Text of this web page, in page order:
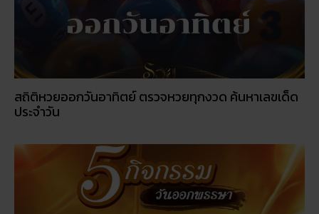
สถิติหวยออกวันอาทิตย์ ตรวจหวยทุกงวด ค้นหาเลขเด็ด
ประจำวัน